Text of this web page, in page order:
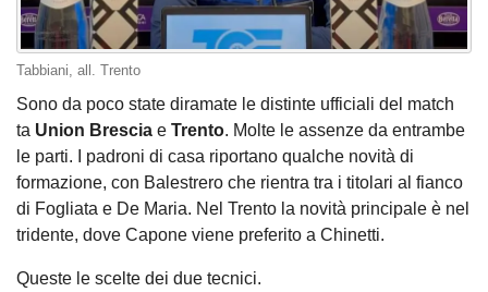
Tabbiani, all. Trento
Sono da poco state diramate le distinte ufficiali del match
ta Union Brescia e Trento. Molte le assenze da entrambe
le parti. I padroni di casa riportano qualche novità di
formazione, con Balestrero che rientra tra i titolari al fianco
di Fogliata e De Maria. Nel Trento la novità principale è nel
tridente, dove Capone viene preferito a Chinetti.
Queste le scelte dei due tecnici.